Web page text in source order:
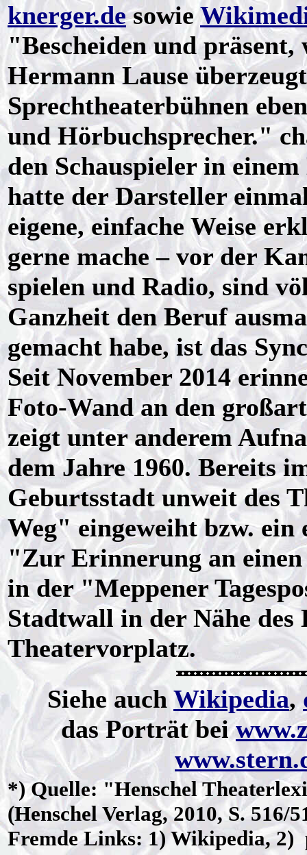
knerger.desowie
"Bescheiden und
Hermann Lause
Sprechtheaterbühnen
und Hörbuchsprecher."
den Schauspieler in
hatte der Darsteller
eigene, einfache Weise
gerne mache – vor der
spielen und Radio, sind
Ganzheit den Beruf
gemacht habe, ist das
Seit November 2014
Foto-Wand an den
zeigt unter anderem
dem Jahre 1960. Bereits
Geburtsstadt unweit des
Weg" eingeweiht bzw. ein
"Zur Erinnerung an
in der "Meppener
Stadtwall in der Nähe
Theatervorplatz.
Siehe auch Wikipedia,
das Porträt bei
*)Quelle: "Henschel
(Henschel Verlag, 2010, S. 516/
Fremde Links: 1) Wikipedia, 2)